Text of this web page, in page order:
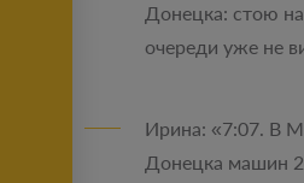
Донецка: стою
очереди уже не
Ирина: «7:07. В
Донецка машин